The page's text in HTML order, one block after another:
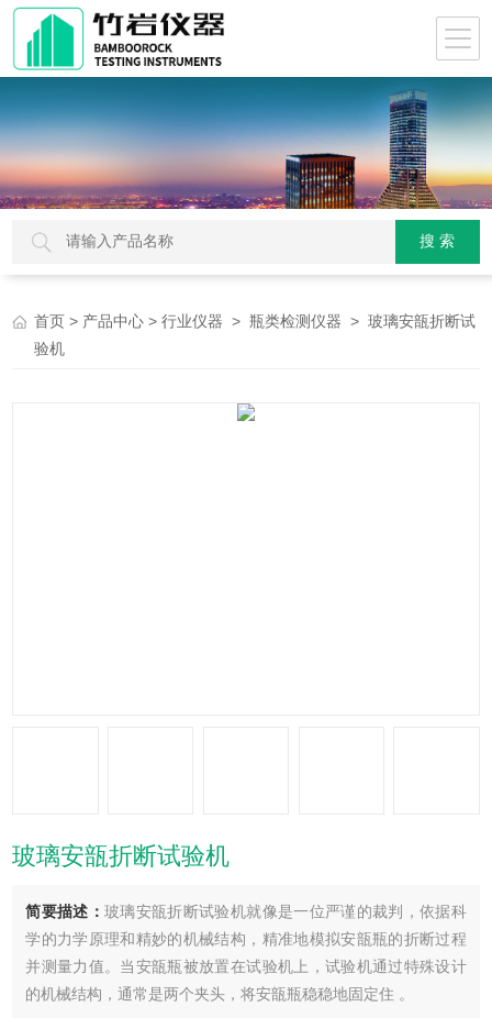
首页 > 产品中心 >行业仪器 >瓶类检测仪器 > 玻璃安瓿折断试
验机
玻璃安瓿折断试验机
简要描述： 玻璃安瓿折断试验机就像是一位严谨的裁判，依据科
学的力学原理和精妙的机械结构，精准地模拟安瓿瓶的折断过程
并测量力值。当安瓿瓶被放置在试验机上，试验机通过特殊设计
的机械结构，通常是两个夹头，将安瓿瓶稳稳地固定住 。